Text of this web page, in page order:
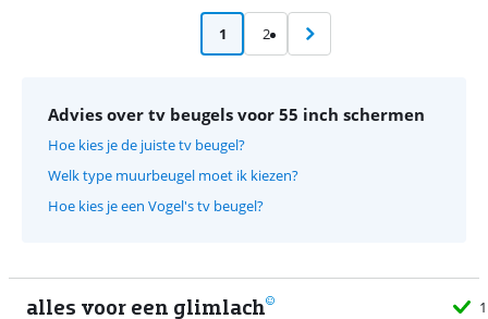
1 2
Advies over tv beugels voor 55 inch schermen
Hoe kies je de juiste tv beugel?
Welk type muurbeugel moet ik kiezen?
Hoe kies je een Vogel's tv beugel?
alles voor een glimlach